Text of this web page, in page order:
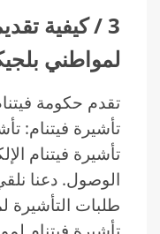
3 / كيفية
لمواطني
تقدم حكومة
تأشيرة فيتنام:
تأشيرة فيتنام
الوصول. دعنا
طلبات التأشيرة